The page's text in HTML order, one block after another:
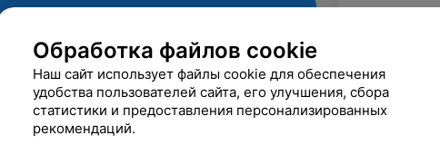
Обработка файлов cookie
Наш сайт использует файлы cookie для обеспечения
удобства пользователей сайта, его улучшения, сбора
статистики и предоставления персонализированных
рекомендаций.